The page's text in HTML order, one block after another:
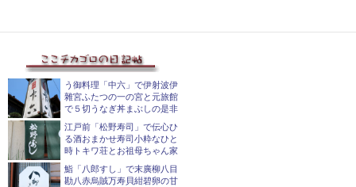
う御料理「中六」で伊射波伊
雜宮ふたつの一の宮と元旅館
で５切うなぎ丼まぶしの是非
江戸前「松野寿司」で伝心ひ
る酒おまかせ寿司小粋なひと
時トキワ荘とお祖母ちゃん家
鮨「八郎すし」で末廣柳八目
勘八赤烏賊万寿貝紺碧卵の甘